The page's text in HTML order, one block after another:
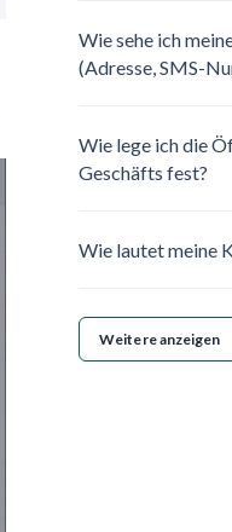
Wie sehe ich
(Adresse, SMS-
Wie lege ich die
Geschäfts fest?
Wie lautet meine
Weitere anzeigen